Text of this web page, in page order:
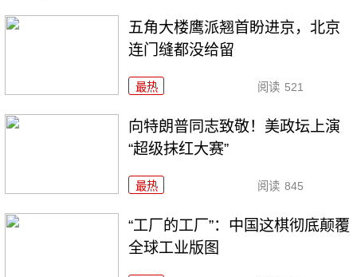
五角大楼鹰派翘首盼进京，北京
连门缝都没给留
最热 阅读 521
向特朗普同志致敬！美政坛上演
“超级抹红大赛”
最热 阅读 845
“工厂的工厂”：中国这棋彻底颠覆
全球工业版图